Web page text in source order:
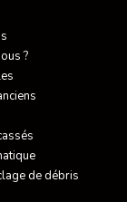
?
de débris